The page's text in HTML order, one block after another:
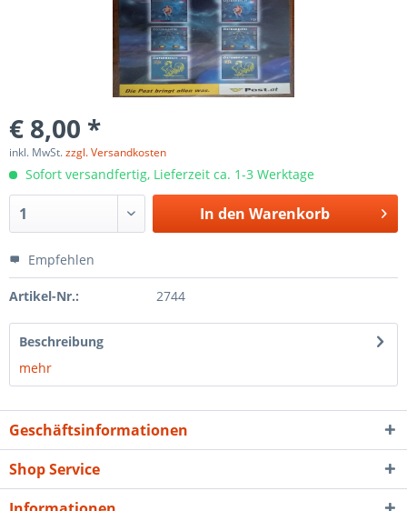
€ 8,00 *
inkl. MwSt.zzgl. Versandkosten
Sofort versandfertig, Lieferzeit ca. 1-3 Werktage
In den Warenkorb
Empfehlen
Artikel-Nr.: 2744
Beschreibung
mehr
Geschäftsinformationen
Shop Service